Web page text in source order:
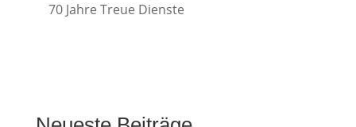
70 Jahre Treue Dienste